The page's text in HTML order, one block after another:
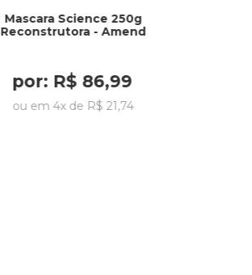
Mascara Science 250g
Reconstrutora - Amend
por: R$ 86,99
ou em 4x de R$ 21,74